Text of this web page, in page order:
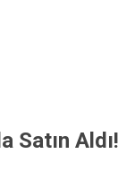
Satın Aldı!